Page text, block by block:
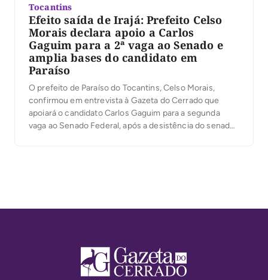
Tocantins
Efeito saída de Irajá: Prefeito Celso
Morais declara apoio a Carlos
Gaguim para a 2ª vaga ao Senado e
amplia bases do candidato em
Paraíso
O prefeito de Paraíso do Tocantins, Celso Morais,
confirmou em entrevista à Gazeta do Cerrado que
apoiará o candidato Carlos Gaguim para a segunda
vaga ao Senado Federal, após a desistência do senador